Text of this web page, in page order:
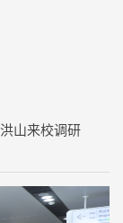
山来校调研